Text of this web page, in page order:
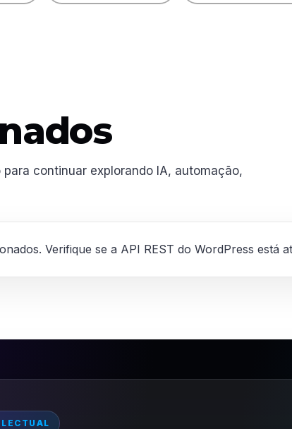
continuar explorando IA, automação,
Verifique se a API REST do WordPress está